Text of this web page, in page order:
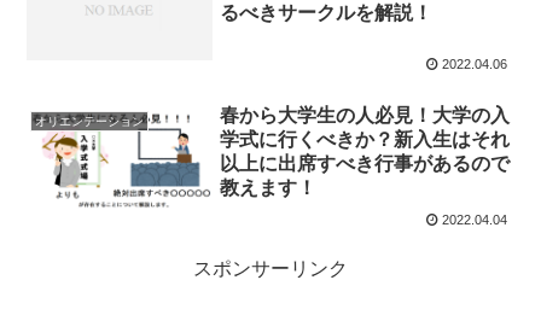
るべきサークルを解説！
2022.04.06
オリエンテーション
春から大学生の人必見！大学の入
学式に行くべきか？新入生はそれ
以上に出席すべき行事があるので
教えます！
2022.04.04
スポンサーリンク